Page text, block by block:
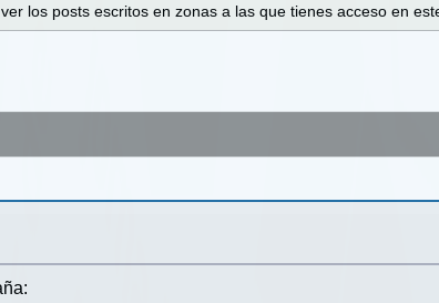
los posts escritos en zonas a las que tienes acceso en